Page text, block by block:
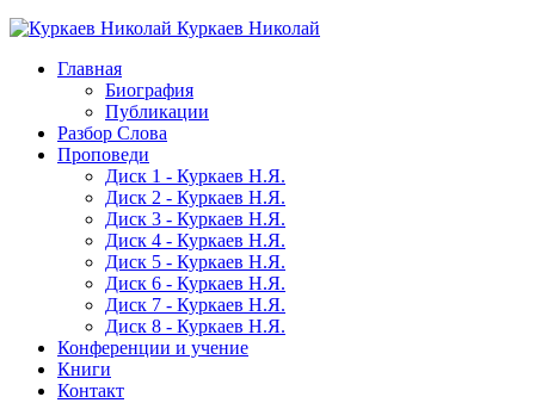
Куркаев Николай
Главная
Биография
Публикации
Разбор Слова
Проповеди
Диск 1 - Куркаев Н.Я.
Диск 2 - Куркаев Н.Я.
Диск 3 - Куркаев Н.Я.
Диск 4 - Куркаев Н.Я.
Диск 5 - Куркаев Н.Я.
Диск 6 - Куркаев Н.Я.
Диск 7 - Куркаев Н.Я.
Диск 8 - Куркаев Н.Я.
Конференции и учение
Книги
Контакт